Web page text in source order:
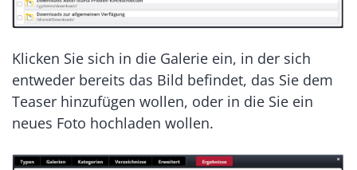
Klicken Sie sich in die Galerie ein, in der sich
entweder bereits das Bild befindet, das Sie dem
Teaser hinzufügen wollen, oder in die Sie ein
neues Foto hochladen wollen.